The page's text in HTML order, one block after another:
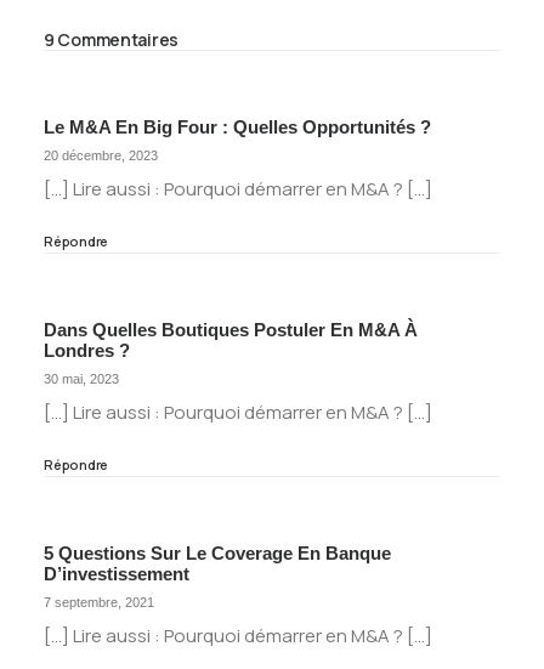
9 Commentaires
Le M&A En Big Four : Quelles Opportunités ?
20 décembre, 2023
[…] Lire aussi : Pourquoi démarrer en M&A ? […]
Répondre
Dans Quelles Boutiques Postuler En M&A À
Londres ?
30 mai, 2023
[…] Lire aussi : Pourquoi démarrer en M&A ? […]
Répondre
5 Questions Sur Le Coverage En Banque
D’investissement
7 septembre, 2021
[…] Lire aussi : Pourquoi démarrer en M&A ? […]